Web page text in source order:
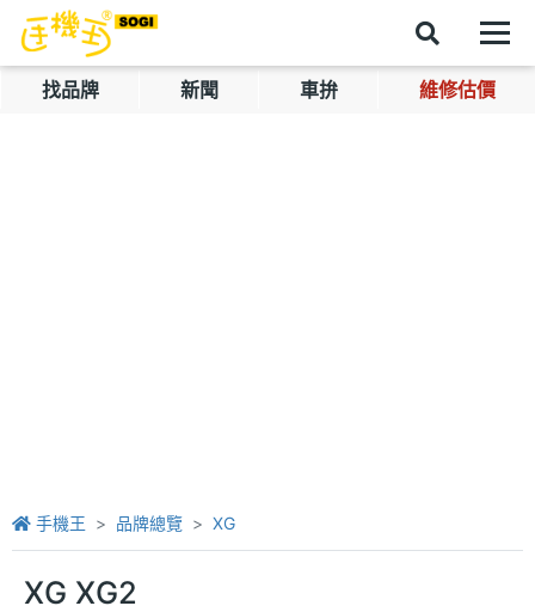
找品牌 新聞 車拚 維修估價
手機王 品牌總覽 XG
XG XG2